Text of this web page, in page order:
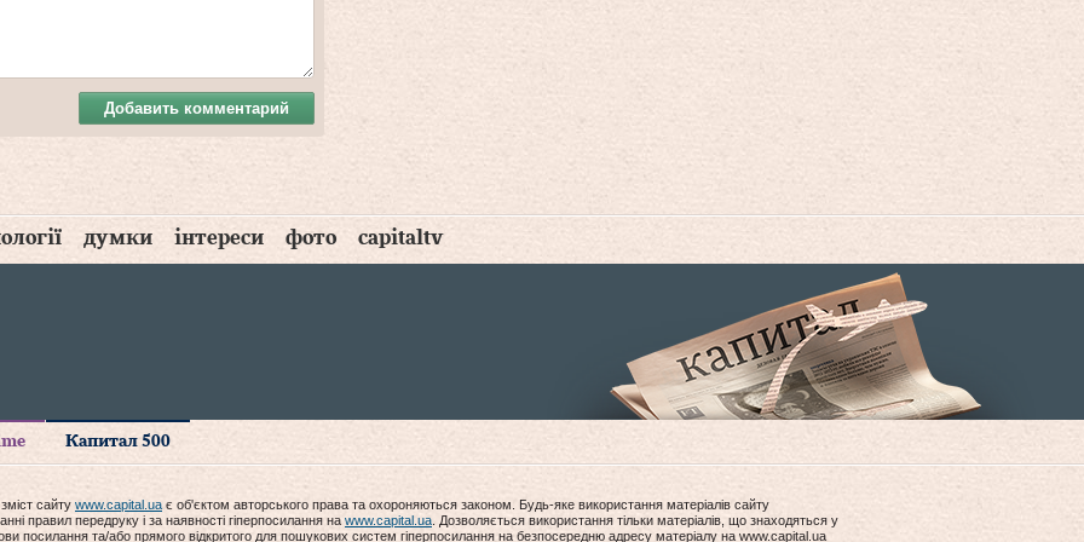
Добавить комментарий
думки інтереси фото capitaltv
Капитал 500
сайту www.capital.ua є об'єктом авторського права та охороняються законом. Будь-яке використання матеріалів сайту
правил передруку і за наявності гіперпосилання на www.capital.ua . Дозволяється використання тільки матеріалів, що знаходяться у
посилання та/або прямого відкритого для пошукових систем гіперпосилання на безпосередню адресу матеріалу на www.capital.ua